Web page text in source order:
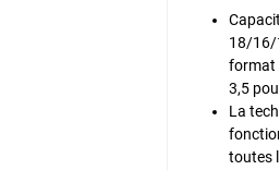
18/16/
format
3,5
La
toutes